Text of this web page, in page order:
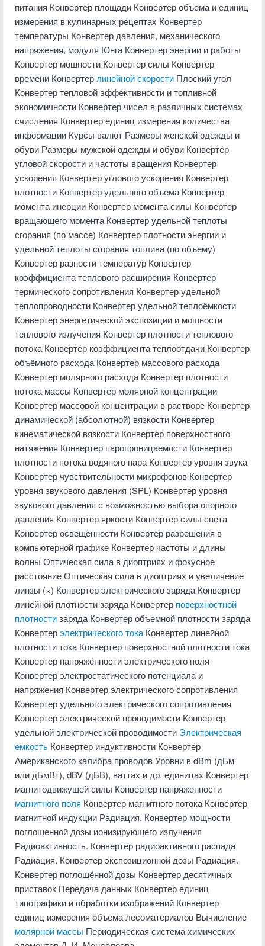
питания Конвертер площади Конвертер объема и единиц
измерения в кулинарных рецептах Конвертер
температуры Конвертер давления, механического
напряжения, модуля Юнга Конвертер энергии и работы
Конвертер мощности Конвертер силы Конвертер
времени Конвертер линейной скорости Плоский угол
Конвертер тепловой эффективности и топливной
экономичности Конвертер чисел в различных системах
счисления Конвертер единиц измерения количества
информации Курсы валют Размеры женской одежды и
обуви Размеры мужской одежды и обуви Конвертер
угловой скорости и частоты вращения Конвертер
ускорения Конвертер углового ускорения Конвертер
плотности Конвертер удельного объема Конвертер
момента инерции Конвертер момента силы Конвертер
вращающего момента Конвертер удельной теплоты
сгорания (по массе) Конвертер плотности энергии и
удельной теплоты сгорания топлива (по объему)
Конвертер разности температур Конвертер
коэффициента теплового расширения Конвертер
термического сопротивления Конвертер удельной
теплопроводности Конвертер удельной теплоёмкости
Конвертер энергетической экспозиции и мощности
теплового излучения Конвертер плотности теплового
потока Конвертер коэффициента теплоотдачи Конвертер
объёмного расхода Конвертер массового расхода
Конвертер молярного расхода Конвертер плотности
потока массы Конвертер молярной концентрации
Конвертер массовой концентрации в растворе Конвертер
динамической (абсолютной) вязкости Конвертер
кинематической вязкости Конвертер поверхностного
натяжения Конвертер паропроницаемости Конвертер
плотности потока водяного пара Конвертер уровня звука
Конвертер чувствительности микрофонов Конвертер
уровня звукового давления (SPL) Конвертер уровня
звукового давления с возможностью выбора опорного
давления Конвертер яркости Конвертер силы света
Конвертер освещённости Конвертер разрешения в
компьютерной графике Конвертер частоты и длины
волны Оптическая сила в диоптриях и фокусное
расстояние Оптическая сила в диоптриях и увеличение
линзы (×) Конвертер электрического заряда Конвертер
линейной плотности заряда Конвертер поверхностной
плотностизаряда Конвертер объемной плотности заряда
Конвертерэлектрического тока Конвертер линейной
плотности тока Конвертер поверхностной плотности тока
Конвертер напряжённости электрического поля
Конвертер электростатического потенциала и
напряжения Конвертер электрического сопротивления
Конвертер удельного электрического сопротивления
Конвертер электрической проводимости Конвертер
удельной электрической проводимости Электрическая
емкость Конвертер индуктивности Конвертер
Американского калибра проводов Уровни в dBm (дБм
или дБмВт), dBV (дБВ), ваттах и др. единицах Конвертер
магнитодвижущей силы Конвертер напряженности
магнитного поля Конвертер магнитного потока Конвертер
магнитной индукции Радиация. Конвертер мощности
поглощенной дозы ионизирующего излучения
Радиоактивность. Конвертер радиоактивного распада
Радиация. Конвертер экспозиционной дозы Радиация.
Конвертер поглощённой дозы Конвертер десятичных
приставок Передача данных Конвертер единиц
типографики и обработки изображений Конвертер
единиц измерения объема лесоматериалов Вычисление
молярной массы Периодическая система химических